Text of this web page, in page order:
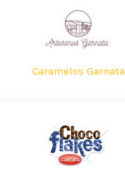
Caramelos Garnata